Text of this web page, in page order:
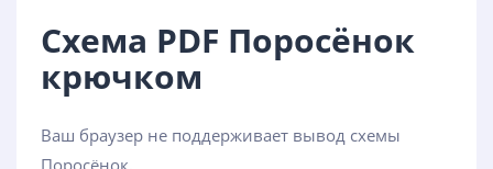
Схема PDF Поросёнок
крючком
Ваш браузер не поддерживает вывод схемы
Поросёнок,